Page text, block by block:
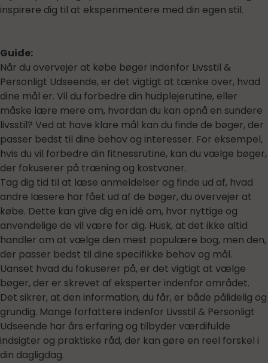
inspirere dig til at eksperimentere med din egen stil.
Guide:
Når du overvejer at købe bøger indenfor Livsstil &
Personligt Udseende, er det vigtigt at tænke over, hvad
dine mål er. Vil du forbedre din hudplejerutine, eller
måske lære mere om, hvordan du kan opnå en sundere
livsstil? Ved at have klare mål kan du finde de bøger, der
passer bedst til dine behov og interesser. For eksempel,
hvis du vil forbedre din fitnessrutine, kan du vælge bøger,
der fokuserer på træning og kostvaner.
Tag dig tid til at læse anmeldelser og finde ud af, hvad
andre læsere har fået ud af de bøger, du overvejer at
købe. Dette kan give dig en idé om, hvor nyttige og
anvendelige de vil være for dig. Husk, at det ikke altid
handler om at vælge den mest populære bog, men den,
der passer bedst til dine specifikke behov og mål.
Uanset hvad du fokuserer på, er det vigtigt at vælge
bøger, der er skrevet af eksperter indenfor området.
Det sikrer, at den information, du får, er både pålidelig og
grundig. Mange forfattere indenfor Livsstil & Personligt
Udseende har års erfaring og tilbyder værdifulde
indsigter og praktiske råd, der kan gøre en reel forskel i
din dagligdag.